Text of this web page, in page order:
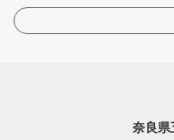
奈良県